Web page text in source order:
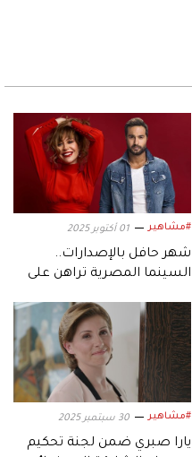
#مشاهير 01 أكتوبر 2025
شهر حافل بالإصدارات..
السينما المصرية تراهن على
#مشاهير 30 سبتمبر 2025
يارا صبري ضمن لجنة تحكيم